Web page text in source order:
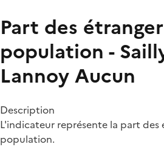
Part des
population -
LannoyAucun
Description
L'indicateur représente la part des
population.